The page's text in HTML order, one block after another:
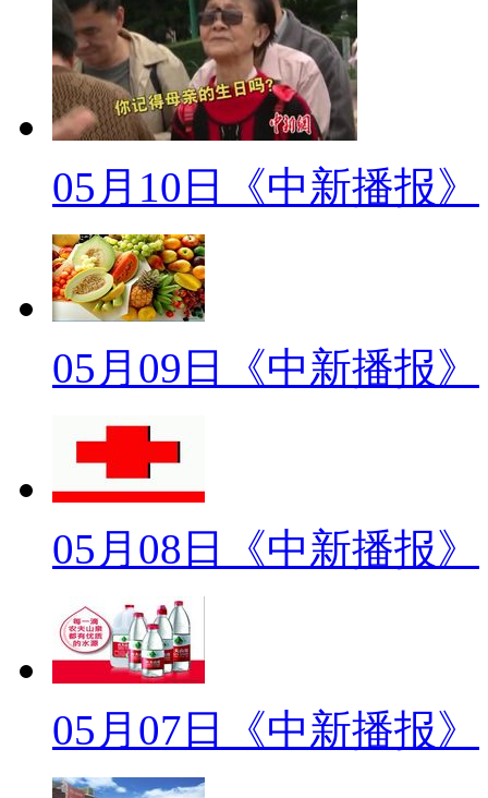
标题：社监委的尴尬处境：
【同期】周筱赟
一个监督者，号称监督者给他
【同期】王永
在这些网友的眼里，社监委
监委的新闻发言人，相对来说发
为我是社监委的控制人。
【口播】今天中新社记者分
王永。我们知道，最近对于红
萧墙，作为红会的第三方监督
人周筱赟提出的问题可谓刀刀
员会委员，王永将会有什么样
社监委经费从哪里出？
标题：社监委经费从哪里出
【解说】据周筱赟披露，红
费全由委员自筹”，王永也说社
05月10日《中新播报》
05月09日《中新播报》
05月08日《中新播报》
05月07日《中新播报》